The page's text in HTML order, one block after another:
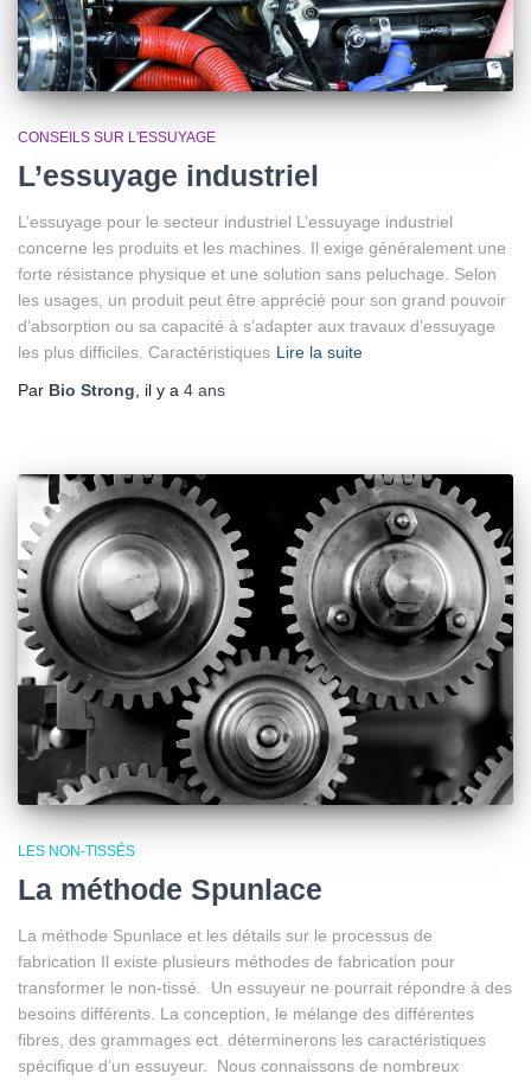
CONSEILS SUR L'ESSUYAGE
L’essuyage industriel
L’essuyage pour le secteur industriel L’essuyage industriel
concerne les produits et les machines. Il exige généralement une
forte résistance physique et une solution sans peluchage. Selon
les usages, un produit peut être apprécié pour son grand pouvoir
d’absorption ou sa capacité à s’adapter aux travaux d’essuyage
les plus difficiles. Caractéristiques Lire la suite
Par Bio Strong , il y a 4 ans
LES NON-TISSÉS
La méthode Spunlace
La méthode Spunlace et les détails sur le processus de
fabrication Il existe plusieurs méthodes de fabrication pour
transformer le non-tissé. Un essuyeur ne pourrait répondre à des
besoins différents. La conception, le mélange des différentes
fibres, des grammages ect. déterminerons les caractéristiques
spécifique d’un essuyeur. Nous connaissons de nombreux